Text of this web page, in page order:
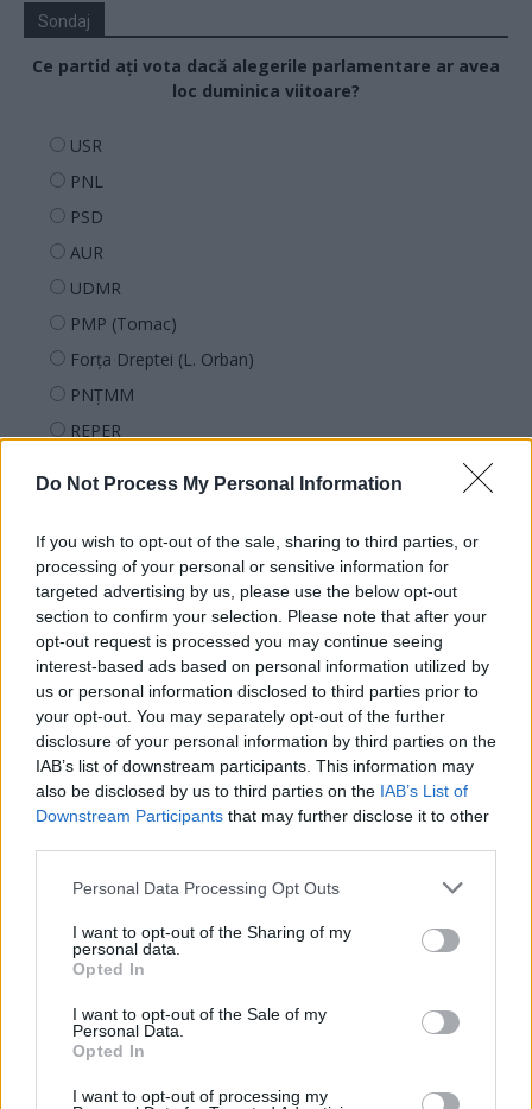
Do Not Process My Personal Information
If you wish to opt-out of the sale, sharing to third parties, or
processing of your personal or sensitive information for
targeted advertising by us, please use the below opt-out
section to confirm your selection. Please note that after your
opt-out request is processed you may continue seeing
interest-based ads based on personal information utilized by
us or personal information disclosed to third parties prior to
your opt-out. You may separately opt-out of the further
disclosure of your personal information by third parties on the
IAB’s list of downstream participants. This information may
also be disclosed by us to third parties on the IAB’s List of
Downstream Participants that may further disclose it to other
Personal Data Processing Opt Outs
I want to opt-out of the Sharing of my
personal data.
Opted In
I want to opt-out of the Sale of my
Personal Data.
Opted In
I want to opt-out of processing my
Sondaj
Ce partid ați vota dacă alegerile parlamentare ar avea
loc duminica viitoare?
USR
PNL
PSD
AUR
UDMR
PMP (Tomac)
Forța Dreptei (L. Orban)
PNȚMM
REPER
POT (Gavrilă)
PACE (Peia)
Acțiunea Conservatoare (Târziu)
PDF (Lazarus)
PUSL (D. Voiculescu)
PNȚCD (Pavelescu)
PNCR (Terheș)
Partidul Patrioților (Surugiu)
FAR (Coarnă)
România pe Primul Loc (Ponta)
Altul
Arhiva sondajelor